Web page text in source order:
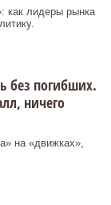
как лидеры рынка
без погибших.
ничего
на «движках»,